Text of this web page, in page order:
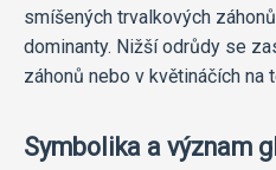
smíšených trvalkových
dominanty. Nižší odrůdy se
záhonů nebo v květináčích na
Symbolika a význam